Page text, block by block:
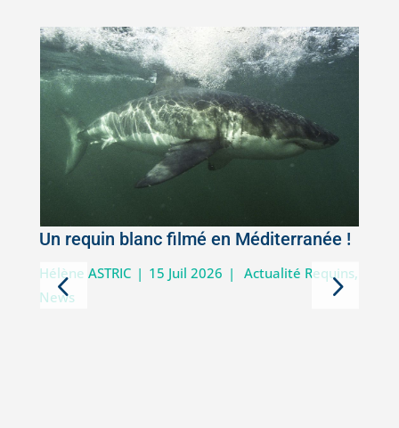
Un requin blanc filmé en Méditerranée !
Hélène ASTRIC | 15 Juil 2026 | Actualité Requins,
News